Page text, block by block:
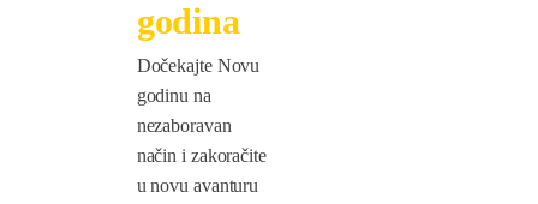
godina
Dočekajte Novu
godinu na
nezaboravan
način i zakoračite
u novu avanturu